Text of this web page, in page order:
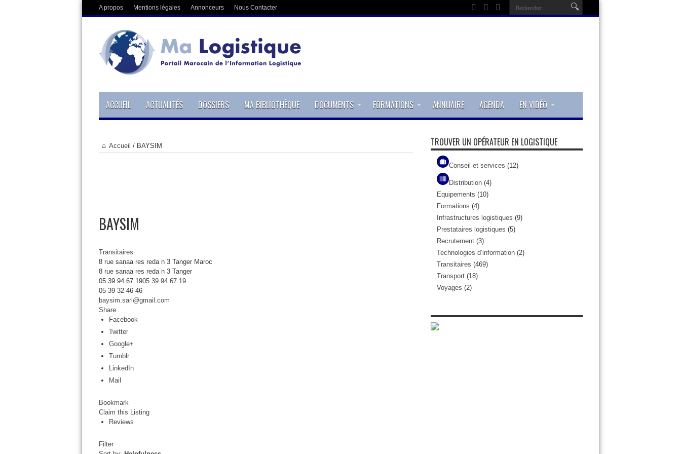
A propos Mentions légales Annonceurs Nous Contacter
ACCUEIL ACTUALITÉS DOSSIERS MA BIBLIOTHÈQUE DOCUMENTS FORMATIONS ANNUAIRE AGENDA EN VIDÉO
Accueil / BAYSIM
BAYSIM
Transitaires
8 rue sanaa res reda n 3 Tanger Maroc
8 rue sanaa res reda n 3 Tanger
05 39 94 67 1905 39 94 67 19
05 39 32 46 46
baysim.sarl@gmail.com
Share
Facebook
Twitter
Google+
Tumblr
LinkedIn
Mail
Bookmark
Claim this Listing
Reviews
Filter
TROUVER UN OPÉRATEUR EN LOGISTIQUE
Conseil et services (12)
Distribution(4)
Equipements (10)
Formations (4)
Infrastructures logistiques (9)
Prestataires logistiques (5)
Recrutement(3)
Technologies d’information(2)
Transitaires (469)
Transport(18)
Voyages (2)